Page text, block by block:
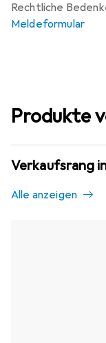
Rechtliche
Meldeformular
Produkte
Verkaufsrang
Alle anzeigen